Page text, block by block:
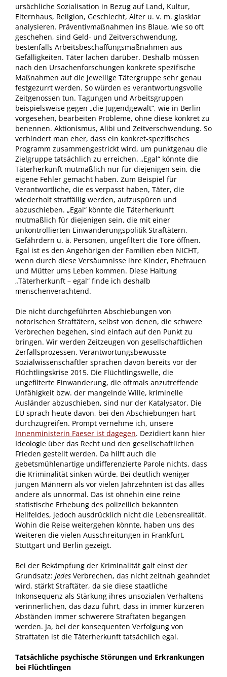
ursächliche Sozialisation in Bezug auf Land, Kultur,
Elternhaus, Religion, Geschlecht, Alter u. v. m. glasklar
analysieren. Präventivmaßnahmen ins Blaue, wie so oft
geschehen, sind Geld- und Zeitverschwendung,
bestenfalls Arbeitsbeschaffungsmaßnahmen aus
Gefälligkeiten. Täter lachen darüber. Deshalb müssen
nach den Ursachenforschungen konkrete spezifische
Maßnahmen auf die jeweilige Tätergruppe sehr genau
festgezurrt werden. So würden es verantwortungsvolle
Zeitgenossen tun. Tagungen und Arbeitsgruppen
beispielsweise gegen „die Jugendgewalt“, wie in Berlin
vorgesehen, bearbeiten Probleme, ohne diese konkret zu
benennen. Aktionismus, Alibi und Zeitverschwendung. So
verhindert man eher, dass ein konkret-spezifisches
Programm zusammengestrickt wird, um punktgenau die
Zielgruppe tatsächlich zu erreichen. „Egal“ könnte die
Täterherkunft mutmaßlich nur für diejenigen sein, die
eigene Fehler gemacht haben. Zum Beispiel für
Verantwortliche, die es verpasst haben, Täter, die
wiederholt straffällig werden, aufzuspüren und
abzuschieben. „Egal“ könnte die Täterherkunft
mutmaßlich für diejenigen sein, die mit einer
unkontrollierten Einwanderungspolitik Straftätern,
Gefährdern u. ä. Personen, ungefiltert die Tore öffnen.
Egal ist es den Angehörigen der Familien eben NICHT,
wenn durch diese Versäumnisse ihre Kinder, Ehefrauen
und Mütter ums Leben kommen. Diese Haltung
„Täterherkunft – egal“ finde ich deshalb
menschenverachtend.
Die nicht durchgeführten Abschiebungen von
notorischen Straftätern, selbst von denen, die schwere
Verbrechen begehen, sind einfach auf den Punkt zu
bringen. Wir werden Zeitzeugen von gesellschaftlichen
Zerfallsprozessen. Verantwortungsbewusste
Sozialwissenschaftler sprachen davon bereits vor der
Flüchtlingskrise 2015. Die Flüchtlingswelle, die
ungefilterte Einwanderung, die oftmals anzutreffende
Unfähigkeit bzw. der mangelnde Wille, kriminelle
Ausländer abzuschieben, sind nur der Katalysator. Die
EU sprach heute davon, bei den Abschiebungen hart
durchzugreifen. Prompt vernehme ich, unsere
Innenministerin Faeser ist dagegen. Dezidiert kann hier
Ideologie über das Recht und den gesellschaftlichen
Frieden gestellt werden. Da hilft auch die
gebetsmühlenartige undifferenzierte Parole nichts, dass
die Kriminalität sinken würde. Bei deutlich weniger
jungen Männern als vor vielen Jahrzehnten ist das alles
andere als unnormal. Das ist ohnehin eine reine
statistische Erhebung des polizeilich bekannten
Hellfeldes, jedoch ausdrücklich nicht die Lebensrealität.
Wohin die Reise weitergehen könnte, haben uns des
Weiteren die vielen Ausschreitungen in Frankfurt,
Stuttgart und Berlin gezeigt.
Bei der Bekämpfung der Kriminalität galt einst der
Grundsatz: JedesVerbrechen, das nicht zeitnah geahndet
wird, stärkt Straftäter, da sie diese staatliche
Inkonsequenz als Stärkung ihres unsozialen Verhaltens
verinnerlichen, das dazu führt, dass in immer kürzeren
Abständen immer schwerere Straftaten begangen
werden. Ja, bei der konsequenten Verfolgung von
Straftaten ist die Täterherkunft tatsächlich egal.
Tatsächliche psychische Störungen und Erkrankungen
bei Flüchtlingen